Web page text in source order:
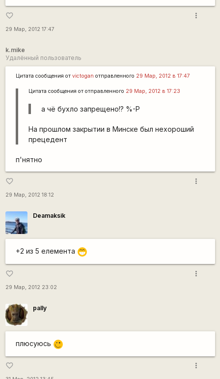
favorite_border
29 Мар, 2012 17:47
more_vert
k.mike
Удалённый пользователь
Цитата сообщения от victogan отправленного 29 Мар, 2012 в 17:47
Цитата сообщения от отправленного 29 Мар, 2012 в 17:23
а чё бухло запрещено!? %-P
На прошлом закрытии в Минске был нехороший
прецедент
п'нятно
favorite_border
29 Мар, 2012 18:12
more_vert
Deamaksik
+2 из 5 елемента ;D
favorite_border
29 Мар, 2012 23:02
more_vert
pally
плюсуюсь ;)
favorite_border more_vert